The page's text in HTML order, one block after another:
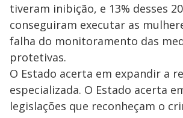
tiveram inibição, e 13% desses
conseguiram executar as
falha do monitoramento das
protetivas.
O Estado acerta em expandir a
especializada. O Estado acerta
legislações que reconheçam o